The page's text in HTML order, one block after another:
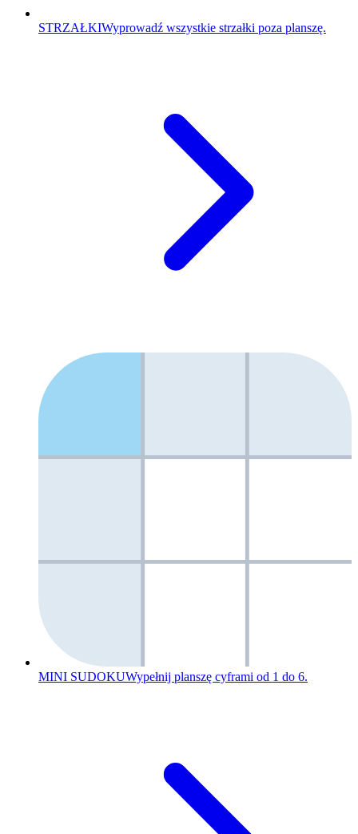
STRZAŁKIWyprowadź wszystkie strzałki poza planszę.
MINI SUDOKUWypełnij planszę cyframi od 1 do 6.